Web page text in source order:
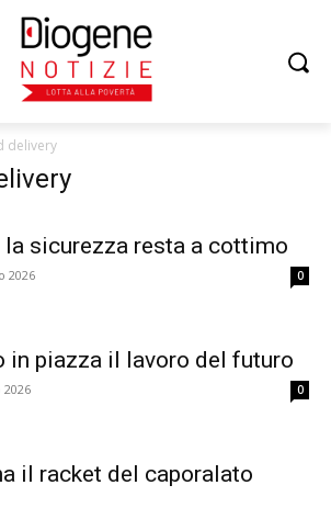
delivery
la sicurezza resta a cottimo
2026 0
in piazza il lavoro del futuro
2026 0
il racket del caporalato